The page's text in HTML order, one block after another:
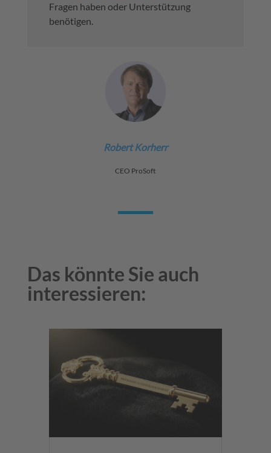
Fragen haben oder Unterstützung
benötigen.
Robert Korherr
CEO ProSoft
Das könnte Sie auch
interessieren: